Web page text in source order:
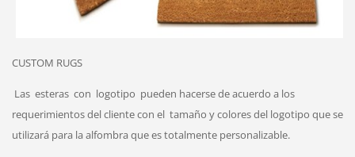
CUSTOM RUGS
Las esteras con logotipo pueden hacerse de acuerdo a los
requerimientos del cliente con el tamaño y colores del logotipo que se
utilizará para la alfombra que es totalmente personalizable.